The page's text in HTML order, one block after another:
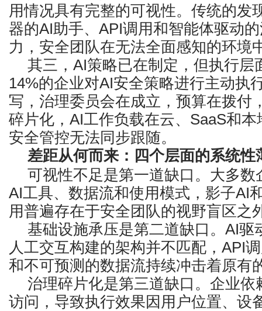
用情况具有完整的可视性。传统的发
器的AI助手、API调用和智能体驱动
力，安全团队在无法全面感知的环境
其三，AI策略已在制定，但执行层
14%的企业对AI安全策略进行主动执
写，治理委员会在成立，预算在拨付
碎片化，AI工作负载在云、SaaS和
安全管控无法同步跟随。
差距从何而来：四个层面的系统性
可视性不足是第一道缺口。大多数
AI工具、数据流和使用模式，影子AI
用普遍存在于安全团队的视野盲区之
基础设施承压是第二道缺口。AI驱
人工交互构建的架构并不匹配，API
和不可预测的数据流持续冲击着原有
治理碎片化是第三道缺口。企业依
访问，导致执行效果因用户位置、设